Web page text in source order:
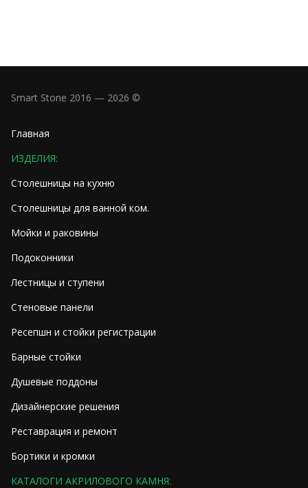
Smart Stone 2016 — 2026 ©
Главная
ИЗДЕЛИЯ:
Столешницы на кухню
Столешницы для ванной ком.
Мойки и раковины
Подоконники
Лестницы и ступени
Стеновые панели
Ресепшн и стойки регистрации
Барные стойки
Душевые поддоны
Дизайнерские решения
Реставрация и ремонт
Бортики и кромки
КАТАЛОГИ АКРИЛОВОГО КАМНЯ: